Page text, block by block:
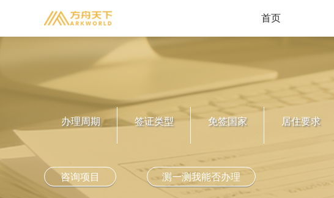
首页
加拿大
圣基茨
格林纳达
欧洲地区
葡萄牙
办理周期 签证类型 免签国家 居住要求
咨询项目 测一测我能否办理